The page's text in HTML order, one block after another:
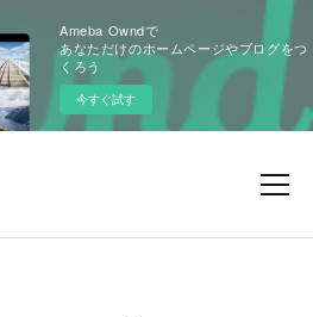
Ameba Owndで
あなただけのホームページやブログをつ
くろう
今すぐ試す